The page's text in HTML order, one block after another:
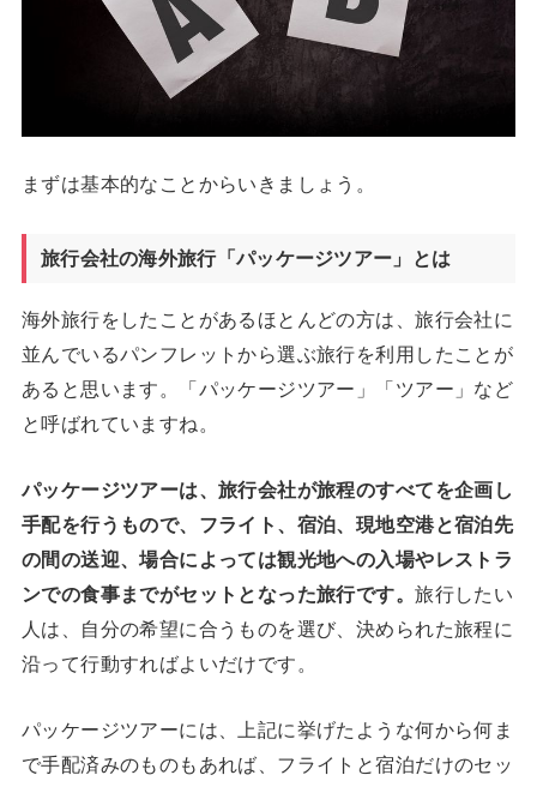
まずは基本的なことからいきましょう。
旅行会社の海外旅行「パッケージツアー」とは
海外旅行をしたことがあるほとんどの方は、旅行会社に
並んでいるパンフレットから選ぶ旅行を利用したことが
あると思います。「パッケージツアー」「ツアー」など
と呼ばれていますね。
パッケージツアーは、旅行会社が旅程のすべてを企画し
手配を行うもので、フライト、宿泊、現地空港と宿泊先
の間の送迎、場合によっては観光地への入場やレストラ
ンでの食事までがセットとなった旅行です。旅行したい
人は、自分の希望に合うものを選び、決められた旅程に
沿って行動すればよいだけです。
パッケージツアーには、上記に挙げたような何から何ま
で手配済みのものもあれば、フライトと宿泊だけのセッ